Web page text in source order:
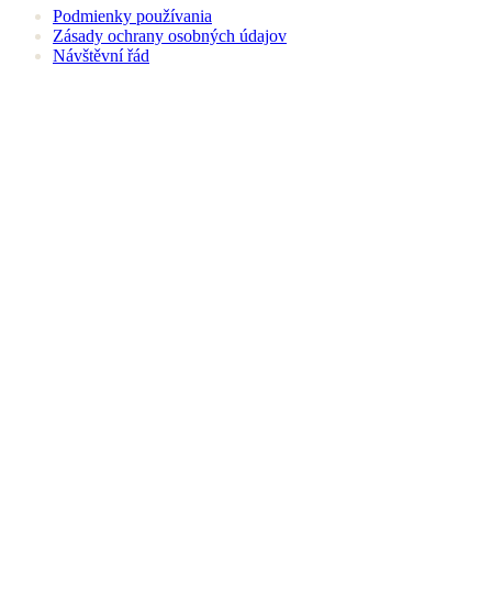
Podmienky používania
Zásady ochrany osobných údajov
Návštěvní řád